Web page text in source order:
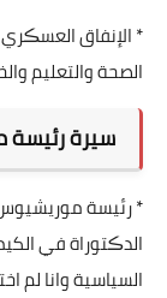
* الإنفاق
الصحة والتعليم
سيرة
* رئيسة
الدڪتوراة في
السياسية وانا لم